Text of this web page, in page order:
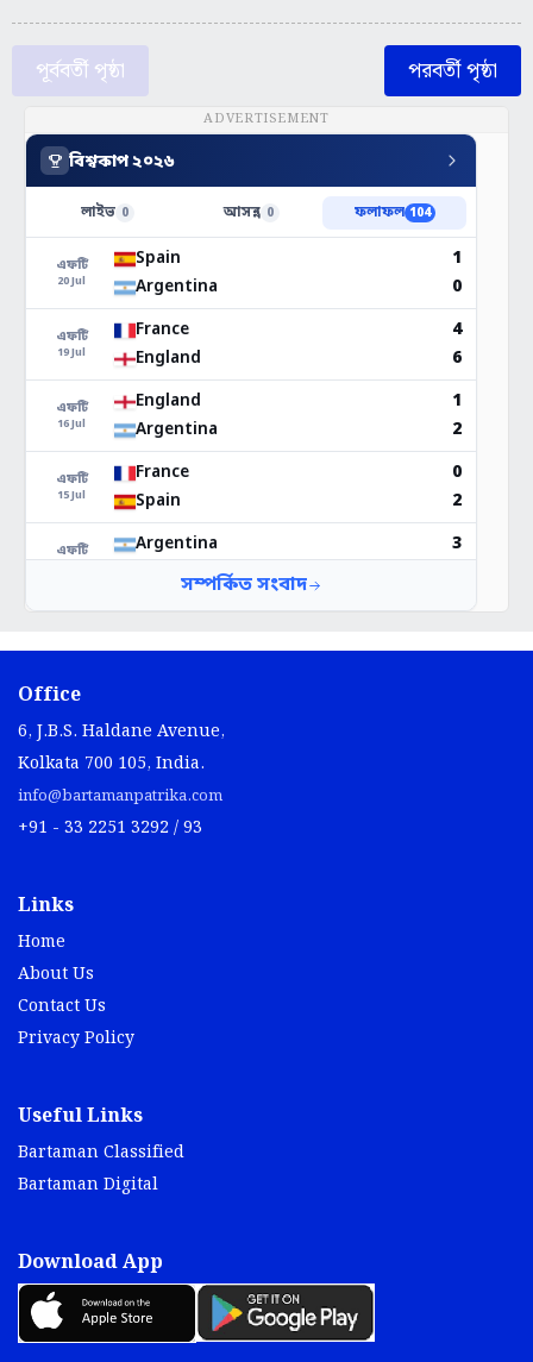
পূর্ববর্তী পৃষ্ঠা পরবর্তী পৃষ্ঠা
ADVERTISEMENT
Office
6, J.B.S. Haldane Avenue,
Kolkata 700 105, India.
info@bartamanpatrika.com
+91 - 33 2251 3292 / 93
Links
Home
About Us
Contact Us
Privacy Policy
Useful Links
Bartaman Classified
Bartaman Digital
Download App